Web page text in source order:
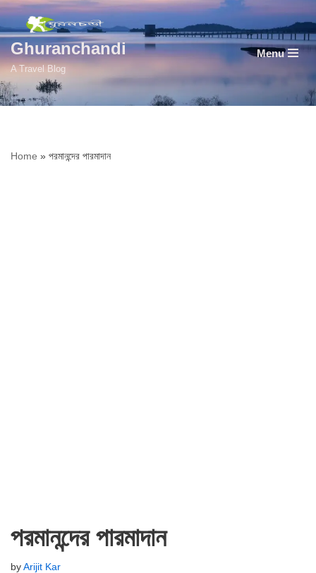
Skip
to
content
Ghuranchandi
A Travel Blog
Menu
Home » পরমানন্দের পারমাদান
পরমানন্দের পারমাদান
by Arijit Kar